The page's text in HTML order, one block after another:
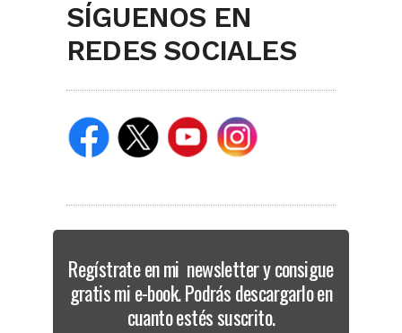
SÍGUENOS EN
REDES SOCIALES
Regístrate en mi newsletter y consigue
gratis mi e-book. Podrás descargarlo en
cuanto estés suscrito.